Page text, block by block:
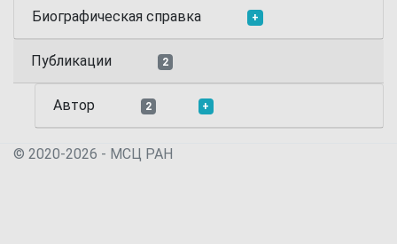
Биографическая справка +
Публикации 2
Автор 2 +
© 2020-2026 - МСЦ РАН